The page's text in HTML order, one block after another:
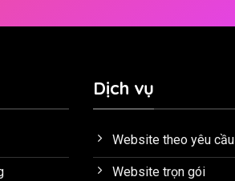
Dịch vụ
Website theo yêu cầu
Website trọn gói